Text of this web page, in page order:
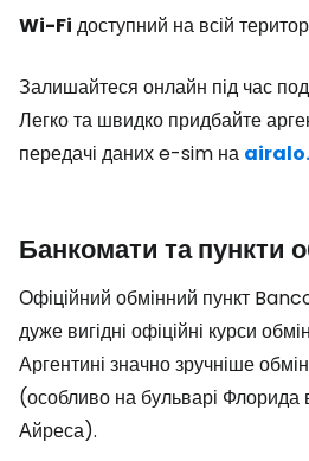
Wi-Fi доступний на всій
Залишайтеся онлайн під час
Легко та швидко придбайте
передачі даних e-sim на
Банкомати та пункти
Офіційний обмінний пункт
дуже вигідні офіційні курси
Аргентині значно зручніше
(особливо на бульварі Флорида
Айреса).